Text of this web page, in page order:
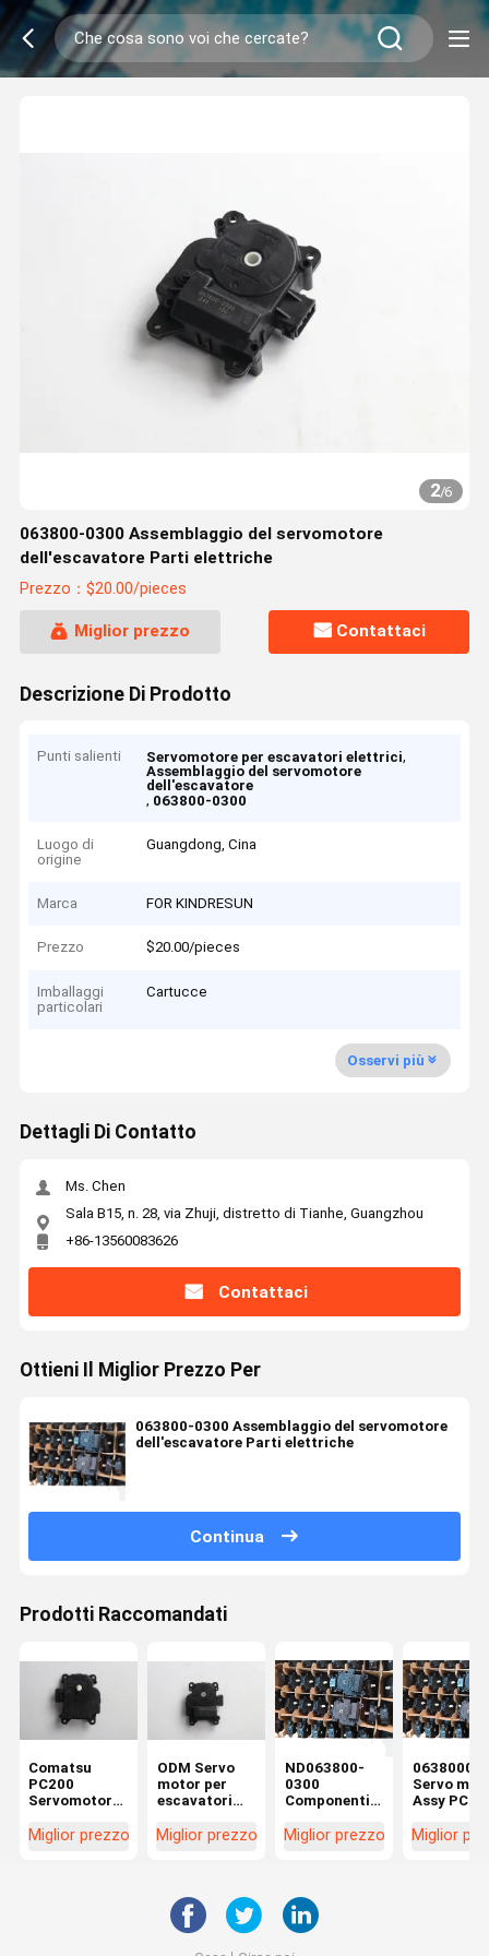
2/6
063800-0300 Assemblaggio del servomotore
dell'escavatore Parti elettriche
Prezzo：$20.00/pieces
Miglior prezzo Contattaci
Descrizione Di Prodotto
Punti salienti Servomotore per escavatori elettrici,
Assemblaggio del servomotore
dell'escavatore
, 063800-0300
Luogo di
origine
Guangdong, Cina
Marca FOR KINDRESUN
Prezzo $20.00/pieces
Imballaggi
particolari
Cartucce
Osservi più
Dettagli Di Contatto
Ms. Chen
Sala B15, n. 28, via Zhuji, distretto di Tianhe, Guangzhou
+86-13560083626
Contattaci
Ottieni Il Miglior Prezzo Per
063800-0300 Assemblaggio del servomotore
dell'escavatore Parti elettriche
Continua
Prodotti Raccomandati
Comatsu
PC200
Servomotore
escavatore
Miglior prezzo
ODM Servo
motor per
escavatori
SY215-8
Miglior prezzo
ND063800-
0300
Componenti
Komatsu
PC200-8MO
PC200-10
Miglior prezzo
Servo
Assy
Parti di
Miglior